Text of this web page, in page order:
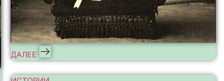
ДАЛЕЕ